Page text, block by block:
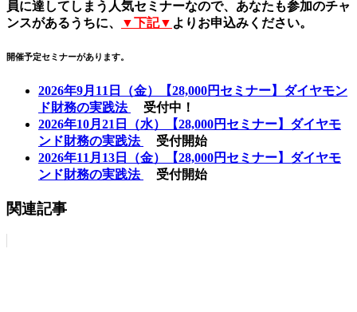
員に達してしまう人気セミナーなので、あなたも参加のチャ
ンスがあるうちに、
▼下記▼ よりお申込みください。
開催予定セミナーがあります。
2026年9月11日（金）【28,000円セミナー】ダイヤモン
ド財務の実践法
受付中！
2026年10月21日（水）【28,000円セミナー】ダイヤモ
ンド財務の実践法
受付開始
2026年11月13日（金）【28,000円セミナー】ダイヤモ
ンド財務の実践法
受付開始
関連記事